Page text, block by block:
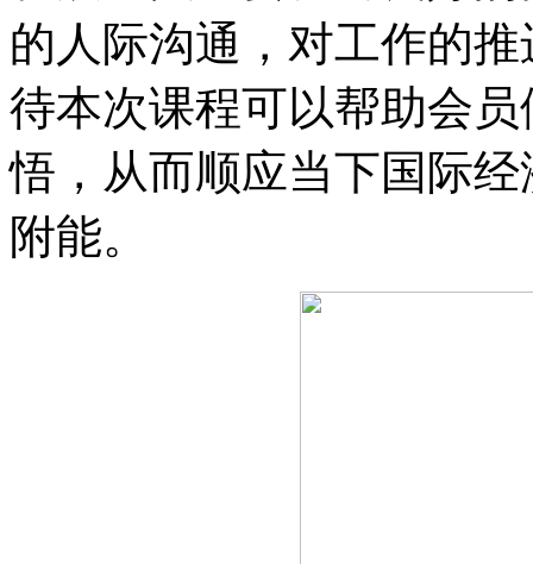
的人际沟通，对工作的
待本次课程可以帮助会
悟，从而顺应当下国际
附能。